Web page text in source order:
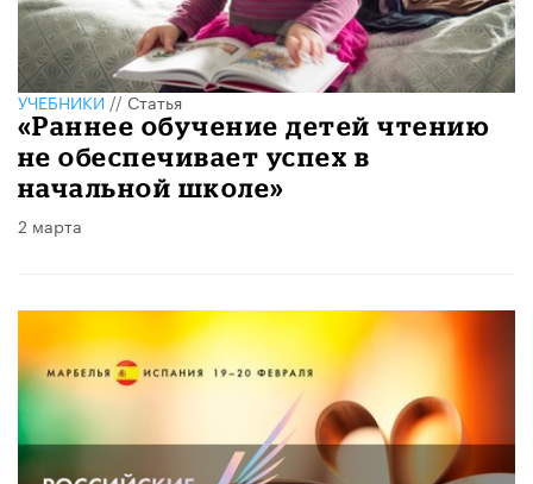
УЧЕБНИКИ//Статья
«Раннее обучение детей чтению
не обеспечивает успех в
начальной школе»
2 марта